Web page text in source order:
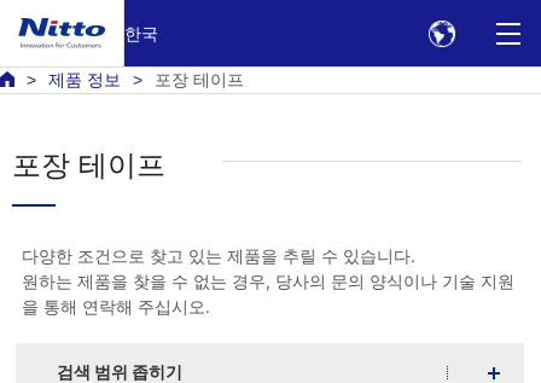
한국
제품 정보 포장 테이프
포장 테이프
다양한 조건으로 찾고 있는 제품을 추릴 수 있습니다.
원하는 제품을 찾을 수 없는 경우, 당사의 문의 양식이나 기술 지원
을 통해 연락해 주십시오.
검색 범위 좁히기